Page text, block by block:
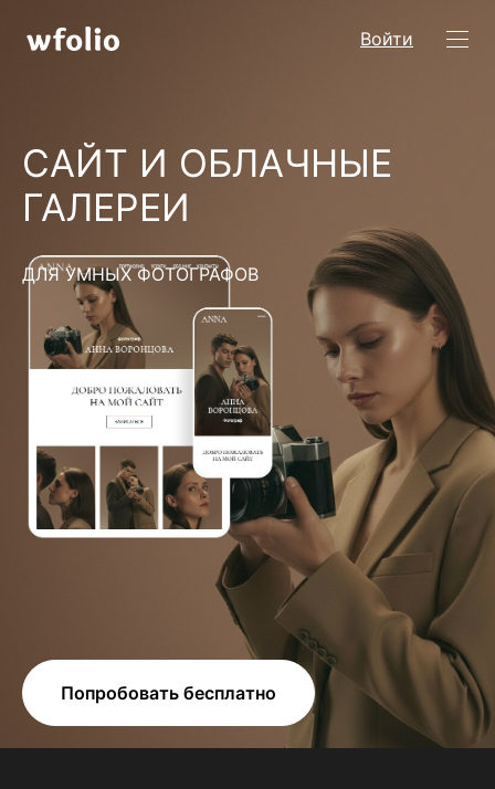
Войти
САЙТ И ОБЛАЧНЫЕ
ГАЛЕРЕИ
ДЛЯ УМНЫХ ФОТОГРАФОВ
Попробовать бесплатно